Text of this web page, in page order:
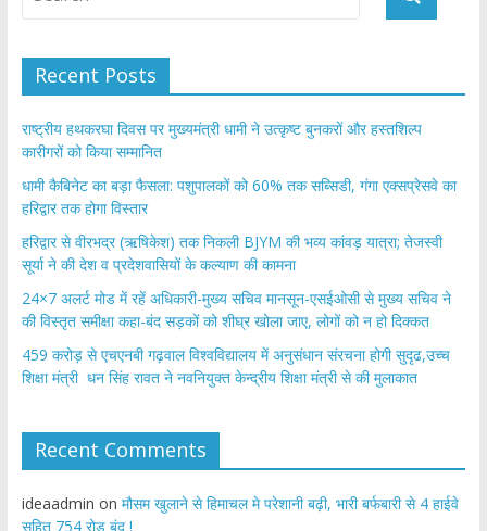
Recent Posts
राष्ट्रीय हथकरघा दिवस पर मुख्यमंत्री धामी ने उत्कृष्ट बुनकरों और हस्तशिल्प
कारीगरों को किया सम्मानित
​धामी कैबिनेट का बड़ा फैसला: पशुपालकों को 60% तक सब्सिडी, गंगा एक्सप्रेसवे का
हरिद्वार तक होगा विस्तार
​हरिद्वार से वीरभद्र (ऋषिकेश) तक निकली BJYM की भव्य कांवड़ यात्रा; तेजस्वी
सूर्या ने की देश व प्रदेशवासियों के कल्याण की कामना
24×7 अलर्ट मोड में रहें अधिकारी-मुख्य सचिव मानसून-एसईओसी से मुख्य सचिव ने
की विस्तृत समीक्षा कहा-बंद सड़कों को शीघ्र खोला जाए, लोगों को न हो दिक्कत
459 करोड़ से एचएनबी गढ़वाल विश्वविद्यालय में अनुसंधान संरचना होगी सुदृढ,उच्च
शिक्षा मंत्री धन सिंह रावत ने नवनियुक्त केन्द्रीय शिक्षा मंत्री से की मुलाकात
Recent Comments
ideaadmin on मौसम खुलाने से हिमाचल मे परेशानी बढ़ी, भारी बर्फबारी से 4 हाईवे
सहित 754 रोड बंद !